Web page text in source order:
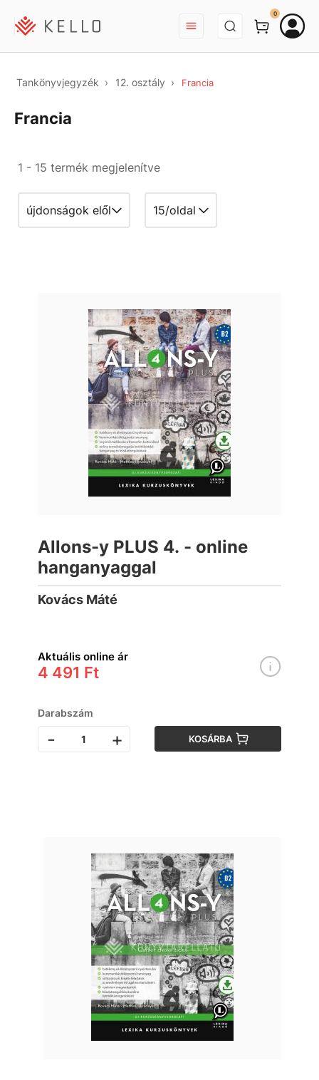
BEJELENTKEZÉS
0
Tankönyvjegyzék 12. osztály Francia
Francia
1 - 15 termék megjelenítve
Allons-y PLUS 4. - online
hanganyaggal
Kovács Máté
Aktuális online ár
4 491 Ft
Darabszám
- + KOSÁRBA